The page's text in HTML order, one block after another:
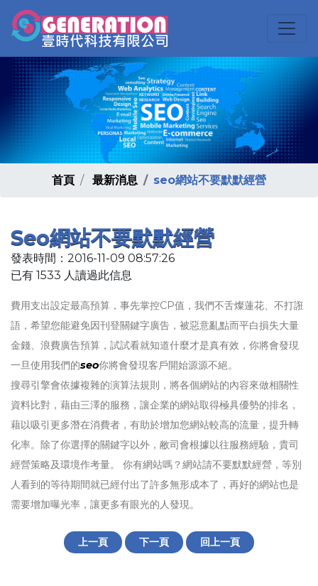
首頁 最新消息 seo網站不要默默經營
Seo網站不要默默經營
發表時間：2016-11-09 08:57:26
已有 1533 人讀過此信息
費用支出設定最高預算，事先掌控CP值，我們不舌燦蓮花、不打誑
語，希望您能避免因刊登關鍵字廣告，被惡意亂點而平白損失大量
金錢、浪費廣告預算，試試看就知道什麼才是真有效，你將會發現
一旦使用我們的seo你將會發現客戶開始源源不絕。
搜尋引擎會依據複雜的演算法規則，將各個網站的內容來做相關性
資料比對，藉由三澤的服務，讓企業的網站取得極具優勢的排名，
藉以吸引更多潛在消費者，有助於增加您網站較高的流量，提升轉
化率。除了你選擇的關鍵字以外，敝司會根據以往服務經驗，貴司
經營策略及環境作考量。 你有網站嗎？網站請不要默默經營，等別
人看到的等待期間就已經付出了許多無形成本了，再好的網站也是
需要增加曝光率，讓更多有眼光的人發現。
上一頁 下一頁 回上一頁